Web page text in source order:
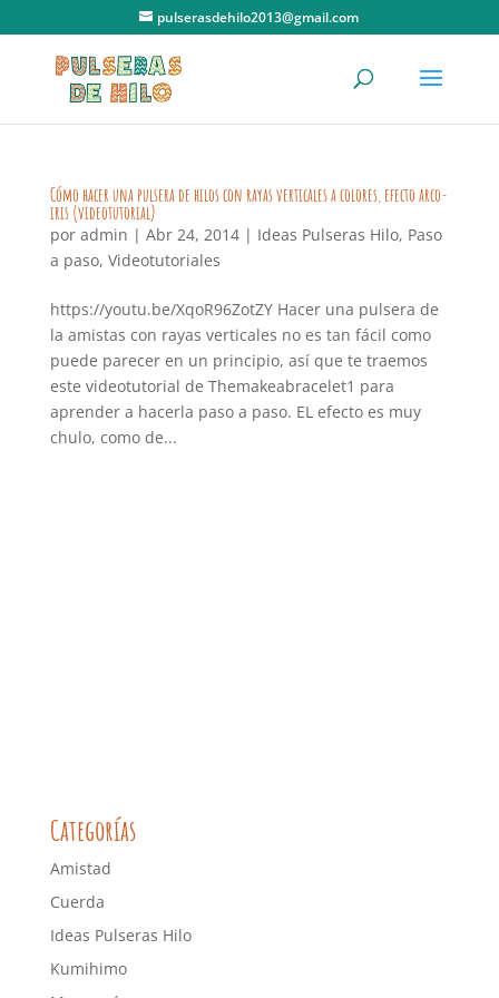
pulserasdehilo2013@gmail.com
Cómo hacer una pulsera de hilos con rayas verticales a colores, efecto arco-
iris (videotutorial)
por admin | Abr 24, 2014| Ideas Pulseras Hilo, Paso
a paso, Videotutoriales
https://youtu.be/XqoR96ZotZY Hacer una pulsera de
la amistas con rayas verticales no es tan fácil como
puede parecer en un principio, así que te traemos
este videotutorial de Themakeabracelet1 para
aprender a hacerla paso a paso. EL efecto es muy
chulo, como de...
Categorías
Amistad
Cuerda
Ideas Pulseras Hilo
Kumihimo